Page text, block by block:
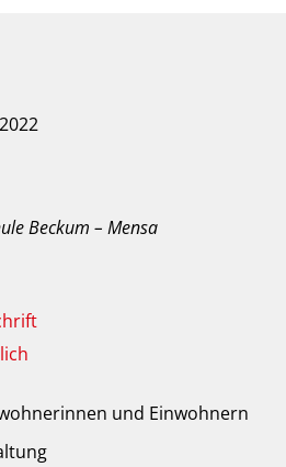
Beckum – Mensa
und Einwohnern